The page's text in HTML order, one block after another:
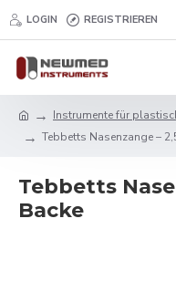
LOGIN REGISTRIEREN
Instrumente für
Tebbetts Nasenzange –
Tebbetts
Backe